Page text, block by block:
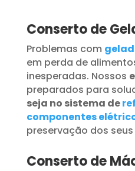
Conserto de
Problemas com
em perda de
inesperadas. Nossos
preparados para
seja no sistema de
componentes
preservação dos
Conserto de